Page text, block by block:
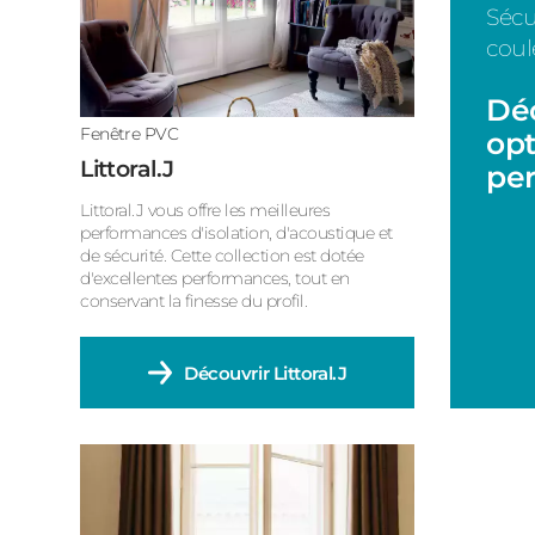
Fenêtre PVC
Littoral.J
Littoral.J vous offre les meilleures
performances d'isolation, d'acoustique et
de sécurité. Cette collection est dotée
d'excellentes performances, tout en
conservant la finesse du profil.
Découvrir Littoral.J